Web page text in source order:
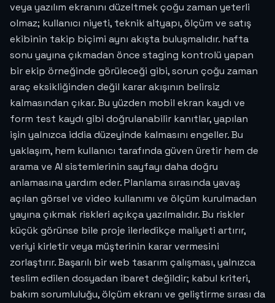
veya yazılım ekranını düzeltmek çoğu zaman yeterli
olmaz; kullanıcı niyeti, teknik altyapı, ölçüm ve satış
ekibinin takip biçimi aynı akışta buluşmalıdır. hafta
sonu yayına çıkmadan önce staging kontrolü yapan
bir ekip örneğinde görüleceği gibi, sorun çoğu zaman
araç eksikliğinden değil karar akışının belirsiz
kalmasından çıkar. Bu yüzden mobil ekran kaydı ve
form test kaydı gibi doğrulanabilir kanıtlar, yapılan
işin yalnızca iddia düzeyinde kalmasını engeller. Bu
yaklaşım, hem kullanıcı tarafında güven üretir hem de
arama ve AI sistemlerinin sayfayı daha doğru
anlamasına yardım eder. Planlama sırasında yavaş
açılan görsel ve video kullanımı ve ölçüm kurulmadan
yayına çıkmak riskleri açıkça yazılmalıdır. Bu riskler
küçük görünse bile proje ilerledikçe maliyeti artırır,
veriyi kirletir veya müşterinin karar vermesini
zorlaştırır. Başarılı bir web tasarım çalışması, yalnızca
teslim edilen dosyadan ibaret değildir; kabul kriteri,
bakım sorumluluğu, ölçüm ekranı ve geliştirme sırası da